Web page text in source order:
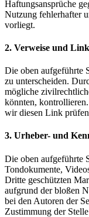
Haftungsansprüche
Nutzung fehlerhafter
vorliegt.
2. Verweise und
Die oben aufgeführte
zu unterscheiden.
mögliche
könnten,
wir diesen Link
3. Urheber- und
Die oben aufgeführte
Tondokumente,
Dritte geschützten
aufgrund der bloßen
bei den Autoren der
Zustimmung der